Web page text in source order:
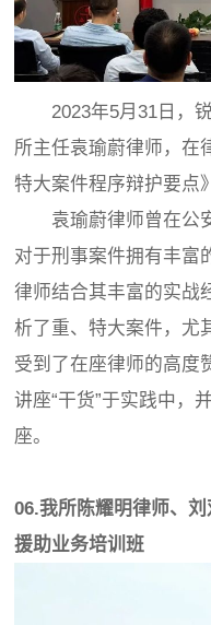
2023年5月31日，锐
所主任袁瑜蔚律师，在
特大案件程序辩护要点
袁瑜蔚律师曾在公安
对于刑事案件拥有丰富
律师结合其丰富的实战
析了重、特大案件，尤
受到了在座律师的高度
讲座“干货”于实践中，
座。
06.我所陈耀明律师、
援助业务培训班